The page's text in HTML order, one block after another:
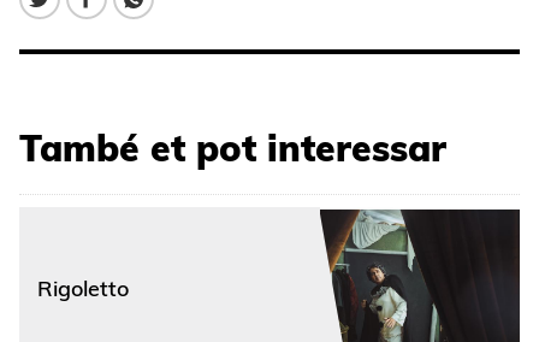
També et pot interessar
Rigoletto